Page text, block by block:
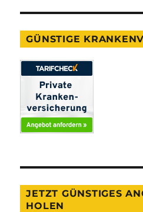
GÜNSTIGE
JETZT GÜNSTIGES
HOLEN